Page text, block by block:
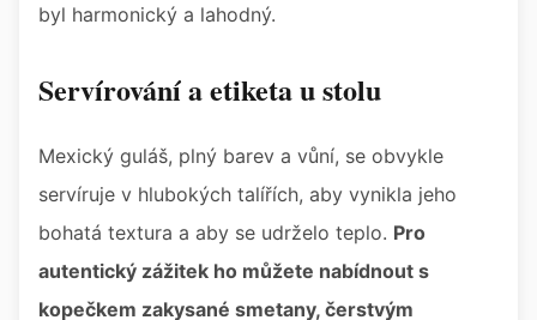
byl harmonický a lahodný.
Servírování a etiketa u stolu
Mexický guláš, plný barev a vůní, se obvykle
servíruje v hlubokých talířích, aby vynikla jeho
bohatá textura a aby se udrželo teplo. Pro
autentický zážitek ho můžete nabídnout s
kopečkem zakysané smetany, čerstvým